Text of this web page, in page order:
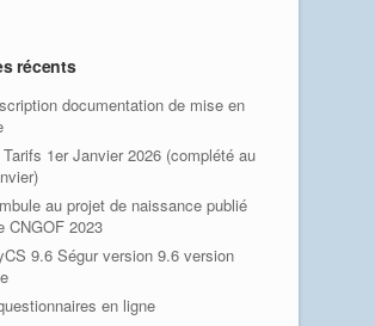
récents
documentation de mise en
1er Janvier 2026 (complété au
au projet de naissance publié
CNGOF 2023
9.6 Ségur version 9.6 version
en ligne